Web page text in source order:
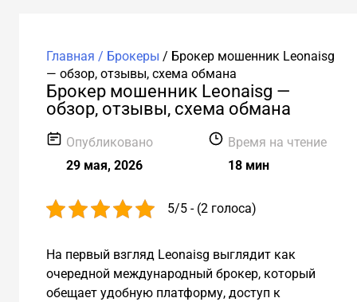
Главная / Брокеры / Брокер мошенник Leonaisg
— обзор, отзывы, схема обмана
Брокер мошенник Leonaisg —
обзор, отзывы, схема обмана
Опубликовано
29 мая, 2026
Время на чтение
18 мин
5/5 - (2 голоса)
На первый взгляд Leonaisg выглядит как
очередной международный брокер, который
обещает удобную платформу, доступ к